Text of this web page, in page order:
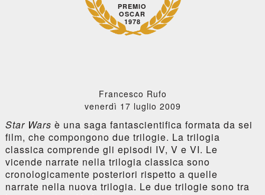
PREMIO
OSCAR
1978
Francesco Rufo
venerdì 17 luglio 2009
Star Wars è una saga fantascientifica formata da sei
film, che compongono due trilogie. La trilogia
classica comprende gli episodi IV, V e VI. Le
vicende narrate nella trilogia classica sono
cronologicamente posteriori rispetto a quelle
narrate nella nuova trilogia. Le due trilogie sono tra